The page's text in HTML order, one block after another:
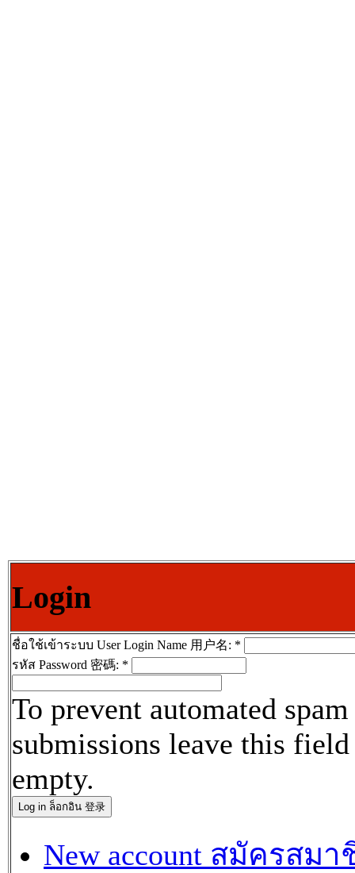
Login
ชื่อใช้เข้าระบบ User Login Name 用户名: *
รหัส Password 密碼: *
To prevent automated spam
submissions leave this field
empty.
New account สมัครสมา